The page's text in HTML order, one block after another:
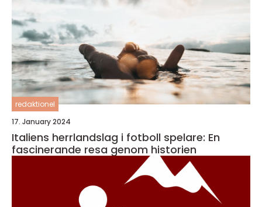
redaktionel
17. January 2024
Italiens herrlandslag i fotboll spelare: En
fascinerande resa genom historien